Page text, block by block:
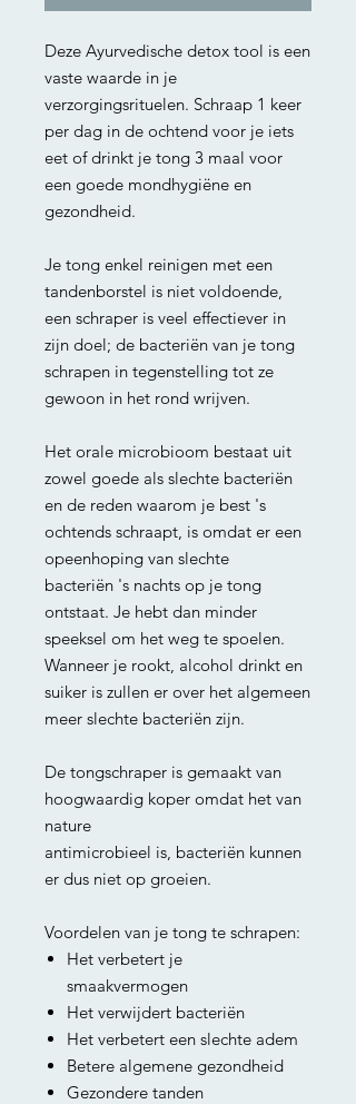
Deze Ayurvedische detox tool is een
vaste waarde in je
verzorgingsrituelen. Schraap 1 keer
per dag in de ochtend voor je iets
eet of drinkt je tong 3 maal voor
een goede mondhygiëne en
gezondheid.
Je tong enkel reinigen met een
tandenborstel is niet voldoende,
een schraper is veel effectiever in
zijn doel; de bacteriën van je tong
schrapen in tegenstelling tot ze
gewoon in het rond wrijven.
Het orale microbioom bestaat uit
zowel goede als slechte bacteriën
en de reden waarom je best 's
ochtends schraapt, is omdat er een
opeenhoping van slechte
bacteriën 's nachts op je tong
ontstaat. Je hebt dan minder
speeksel om het weg te spoelen.
Wanneer je rookt, alcohol drinkt en
suiker is zullen er over het algemeen
meer slechte bacteriën zijn.
De tongschraper is gemaakt van
hoogwaardig koper omdat het van
nature
antimicrobieel is, bacteriën kunnen
er dus niet op groeien.
Voordelen van je tong te schrapen:
Het verbetert je
smaakvermogen
Het verwijdert bacteriën
Het verbetert een slechte adem
Betere algemene gezondheid
Gezondere tanden